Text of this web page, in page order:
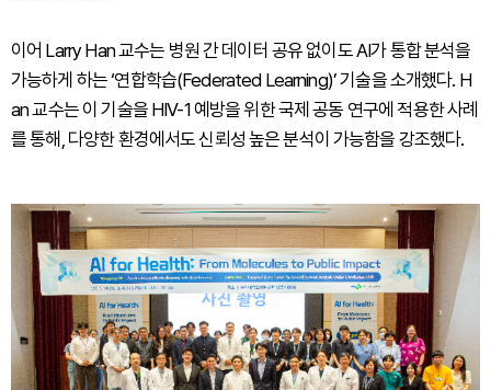
이어 Larry Han 교수는 병원 간 데이터 공유 없이도 AI가 통합 분석을
가능하게 하는 ‘연합학습(Federated Learning)’ 기술을 소개했다. H
an 교수는 이 기술을 HIV-1 예방을 위한 국제 공동 연구에 적용한 사례
를 통해, 다양한 환경에서도 신뢰성 높은 분석이 가능함을 강조했다.